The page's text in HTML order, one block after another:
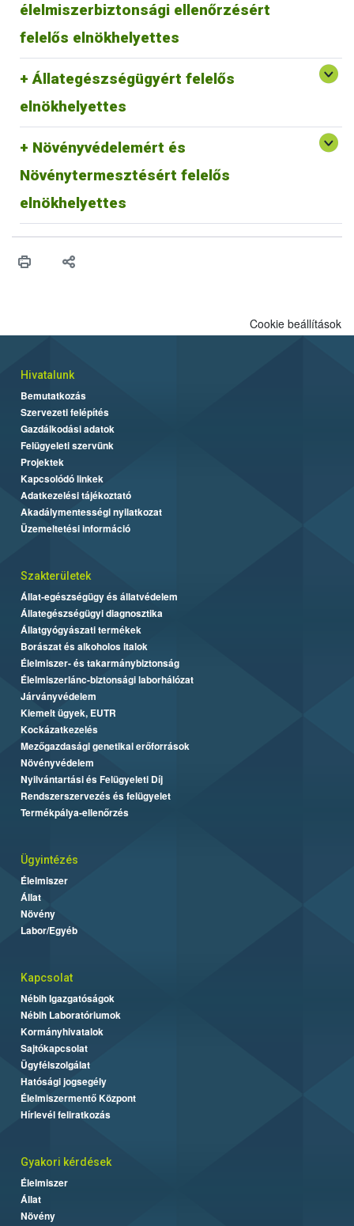
élelmiszerbiztonsági ellenőrzésért
felelős elnökhelyettes
Állategészségügyért felelős
elnökhelyettes
Növényvédelemért és
Növénytermesztésért felelős
elnökhelyettes
Cookie beállítások
Hivatalunk
Bemutatkozás
Szervezeti felépítés
Gazdálkodási adatok
Felügyeleti szervünk
Projektek
Kapcsolódó linkek
Adatkezelési tájékoztató
Akadálymentességi nyilatkozat
Üzemeltetési információ
Szakterületek
Állat-egészségügy és állatvédelem
Állategészségügyi diagnosztika
Állatgyógyászati termékek
Borászat és alkoholos italok
Élelmiszer- és takarmánybiztonság
Élelmiszerlánc-biztonsági laborhálózat
Járványvédelem
Kiemelt ügyek, EUTR
Kockázatkezelés
Mezőgazdasági genetikai erőforrások
Növényvédelem
Nyilvántartási és Felügyeleti Díj
Rendszerszervezés és felügyelet
Termékpálya-ellenőrzés
Ügyintézés
Élelmiszer
Állat
Növény
Labor/Egyéb
Kapcsolat
Nébih Igazgatóságok
Nébih Laboratóriumok
Kormányhivatalok
Sajtókapcsolat
Ügyfélszolgálat
Hatósági jogsegély
Élelmiszermentő Központ
Hírlevél feliratkozás
Gyakori kérdések
Élelmiszer
Állat
Növény